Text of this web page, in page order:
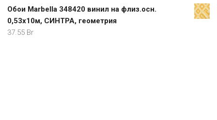
Обои Marbella 348420 винил на флиз.осн.
0,53х10м, СИНТРА, геометрия
37.55 Br